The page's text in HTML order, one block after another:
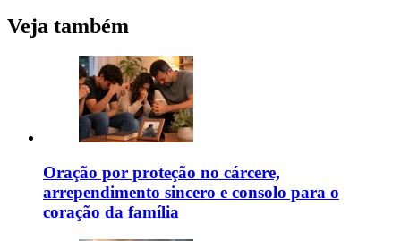
Veja também
Oração por proteção no cárcere,
arrependimento sincero e consolo para o
coração da família